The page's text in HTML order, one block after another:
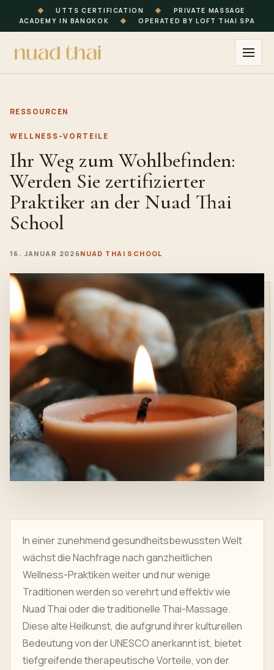
◆ UTTS CERTIFICATION ◆
PRIVATE MASSAGE
ACADEMY IN BANGKOK
◆ OPERATED BY LOFT THAI SPA
RESSOURCEN
WELLNESS-VORTEILE
Ihr Weg zum Wohlbefinden:
Werden Sie zertifizierter
Praktiker an der Nuad Thai
School
16. JANUAR 2026NUAD THAI SCHOOL
In einer zunehmend gesundheitsbewussten Welt
wächst die Nachfrage nach ganzheitlichen
Wellness-Praktiken weiter und nur wenige
Traditionen werden so verehrt und effektiv wie
Nuad Thai oder die traditionelle Thai-Massage.
Diese alte Heilkunst, die aufgrund ihrer kulturellen
Bedeutung von der UNESCO anerkannt ist, bietet
tiefgreifende therapeutische Vorteile, von der